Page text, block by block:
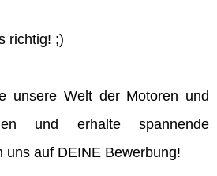
richtig! ;)
unsere Welt der Motoren und
und erhalte spannende
uns auf DEINE Bewerbung!